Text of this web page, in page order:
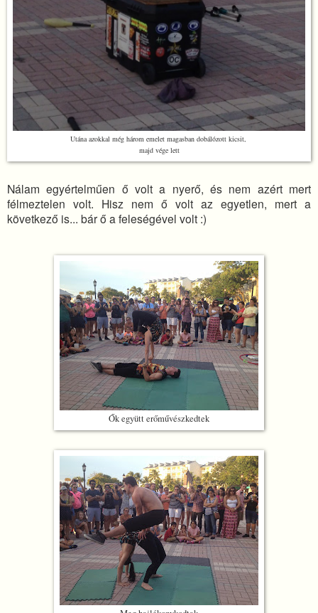
Utána azokkal még három emelet magasban dobálózott kicsit,
majd vége lett
Nálam egyértelműen ő volt a nyerő, és nem azért mert
félmeztelen volt. Hisz nem ő volt az egyetlen, mert a
következő is... bár ő a feleségével volt :)
Ők együtt erőművészkedtek